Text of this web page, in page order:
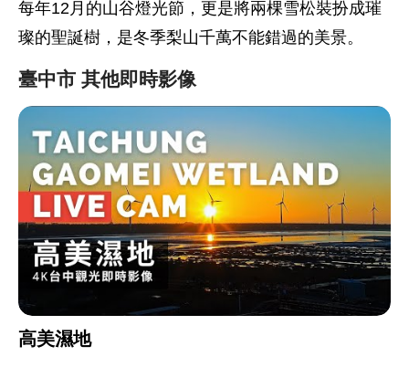
每年12月的山谷燈光節，更是將兩棵雪松裝扮成璀
璨的聖誕樹，是冬季梨山千萬不能錯過的美景。
臺中市 其他即時影像
高美濕地